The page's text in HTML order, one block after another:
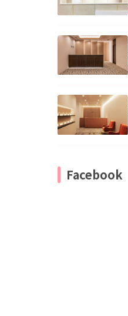
Facebook